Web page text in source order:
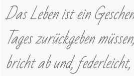
Das Leben ist ein
Tages zurückgeben
bricht ab und,